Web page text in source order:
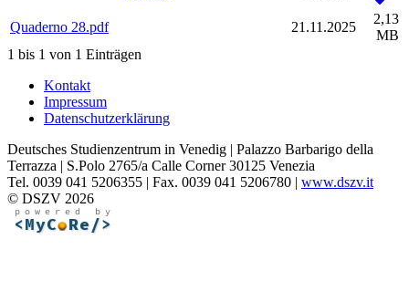
Quaderno 28.pdf 21.11.2025
2,13
MB
1 bis 1 von 1 Einträgen
Kontakt
Impressum
Datenschutzerklärung
Deutsches Studienzentrum in Venedig | Palazzo Barbarigo della
Terrazza | S.Polo 2765/a Calle Corner 30125 Venezia
Tel. 0039 041 5206355 | Fax. 0039 041 5206780 | www.dszv.it
© DSZV 2026